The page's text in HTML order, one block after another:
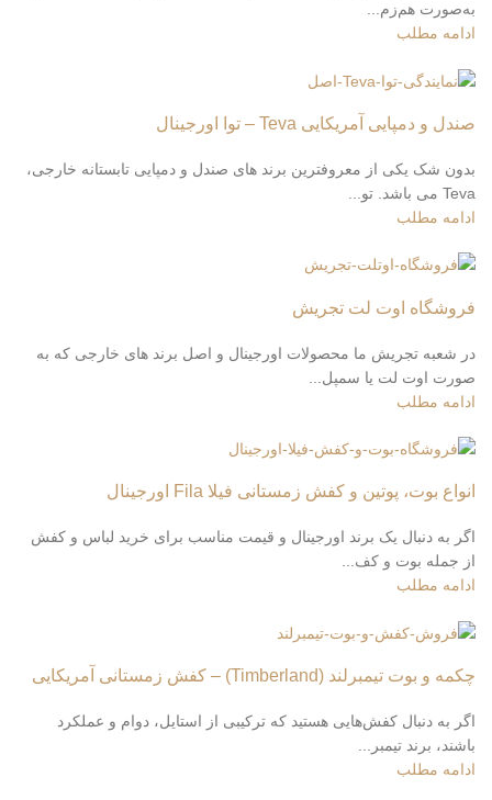
به‌صورت هم‌زم...
ادامه مطلب
صندل و دمپایی آمریکایی Teva – توا اورجینال
بدون شک یکی از معروفترین برند های صندل و دمپایی تابستانه خارجی،
Teva می باشد. تو...
ادامه مطلب
فروشگاه اوت لت تجریش
در شعبه تجریش ما محصولات اورجینال و اصل برند های خارجی که به
صورت اوت لت یا سمپل...
ادامه مطلب
انواع بوت، پوتین و کفش زمستانی فیلا Fila اورجینال
اگر به دنبال یک برند اورجینال و قیمت مناسب برای خرید لباس و کفش
از جمله بوت و کف...
ادامه مطلب
چکمه و بوت تیمبرلند (Timberland) – کفش زمستانی آمریکایی
اگر به دنبال کفش‌هایی هستید که ترکیبی از استایل، دوام و عملکرد
باشند، برند تیمبر...
ادامه مطلب